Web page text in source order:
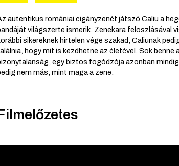
autentikus romániai cigányzenét játszó Caliu a
világszerte ismerik. Zenekara feloszlásával
sikereknek hirtelen vége szakad, Caliunak
hogy mit is kezdhetne az életével. Sok benne
egy biztos fogódzója azonban mindig
nem más, mint maga a zene.